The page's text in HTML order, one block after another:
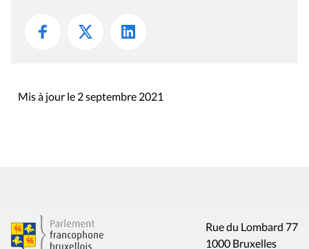
Mis à jour le 2 septembre 2021
Rue du Lombard 77
1000 Bruxelles